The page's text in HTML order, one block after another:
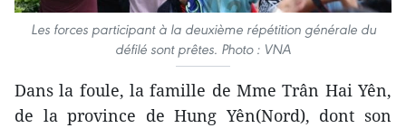
Les forces participant à la deuxième répétition générale du
défilé sont prêtes. Photo : VNA
Dans la foule, la famille de Mme Trân Hai Yên,
de la province de Hung Yên(Nord), dont son